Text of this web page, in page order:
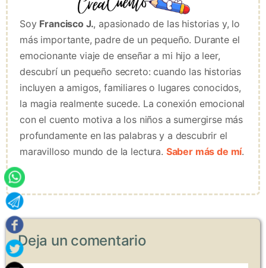
Soy Francisco J., apasionado de las historias y, lo
más importante, padre de un pequeño. Durante el
emocionante viaje de enseñar a mi hijo a leer,
descubrí un pequeño secreto: cuando las historias
incluyen a amigos, familiares o lugares conocidos,
la magia realmente sucede. La conexión emocional
con el cuento motiva a los niños a sumergirse más
profundamente en las palabras y a descubrir el
maravilloso mundo de la lectura. Saber más de mí.
Deja un comentario